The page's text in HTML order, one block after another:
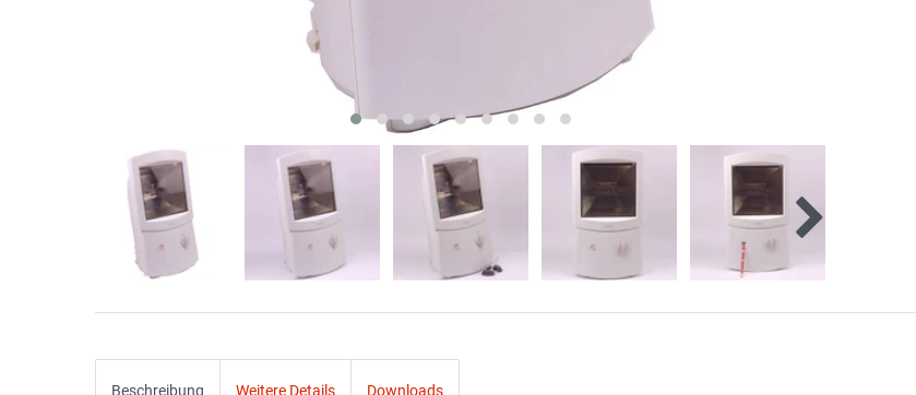
Beschreibung Weitere Details Downloads